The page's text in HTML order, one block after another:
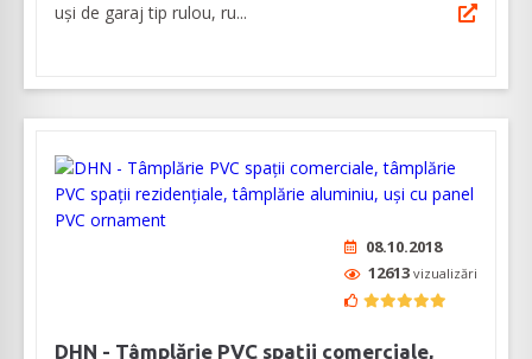
uși de garaj tip rulou, ru...
08.10.2018
12613 vizualizări
DHN - Tâmplărie PVC spații comerciale,